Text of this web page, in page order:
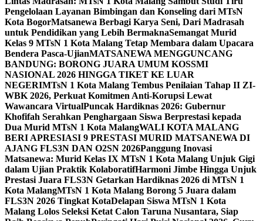
Pengelolaan Layanan Bimbingan dan Konseling dari MTsN
Kota BogorMatsanewa Berbagi Karya Seni, Dari Madrasah
untuk Pendidikan yang Lebih BermaknaSemangat Murid
Kelas 9 MTsN 1 Kota Malang Tetap Membara dalam Upacara
Bendera Pasca-UjianMATSANEWA MENGGUNCANG
BANDUNG: BORONG JUARA UMUM KOSSMI
NASIONAL 2026 HINGGA TIKET KE LUAR
NEGERIMTsN 1 Kota Malang Tembus Penilaian Tahap II ZI-
WBK 2026, Perkuat Komitmen Anti-Korupsi Lewat
Wawancara VirtualPuncak Hardiknas 2026: Gubernur
Khofifah Serahkan Penghargaan Siswa Berprestasi kepada
Dua Murid MTsN 1 Kota MalangWALI KOTA MALANG
BERI APRESIASI 9 PRESTASI MURID MATSANEWA DI
AJANG FLS3N DAN O2SN 2026Panggung Inovasi
Matsanewa: Murid Kelas IX MTsN 1 Kota Malang Unjuk Gigi
dalam Ujian Praktik KolaboratifHarmoni Jimbe Hingga Unjuk
Prestasi Juara FLS3N Getarkan Hardiknas 2026 di MTsN 1
Kota MalangMTsN 1 Kota Malang Borong 5 Juara dalam
FLS3N 2026 Tingkat KotaDelapan Siswa MTsN 1 Kota
Malang Lolos Seleksi Ketat Calon Taruna Nusantara, Siap